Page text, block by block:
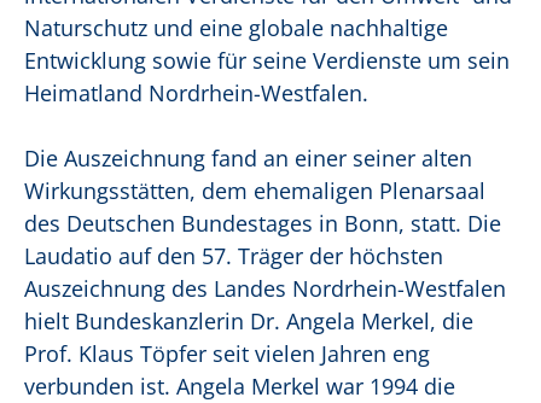
Naturschutz und eine globale nachhaltige
Entwicklung sowie für seine Verdienste um sein
Heimatland Nordrhein-Westfalen.
Die Auszeichnung fand an einer seiner alten
Wirkungsstätten, dem ehemaligen Plenarsaal
des Deutschen Bundestages in Bonn, statt. Die
Laudatio auf den 57. Träger der höchsten
Auszeichnung des Landes Nordrhein-Westfalen
hielt Bundeskanzlerin Dr. Angela Merkel, die
Prof. Klaus Töpfer seit vielen Jahren eng
verbunden ist. Angela Merkel war 1994 die